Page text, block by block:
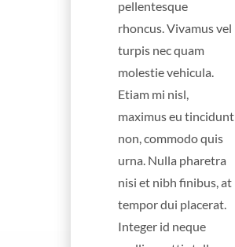
pellentesque
rhoncus. Vivamus vel
turpis nec quam
molestie vehicula.
Etiam mi nisl,
maximus eu tincidunt
non, commodo quis
urna. Nulla pharetra
nisi et nibh finibus, at
tempor dui placerat.
Integer id neque